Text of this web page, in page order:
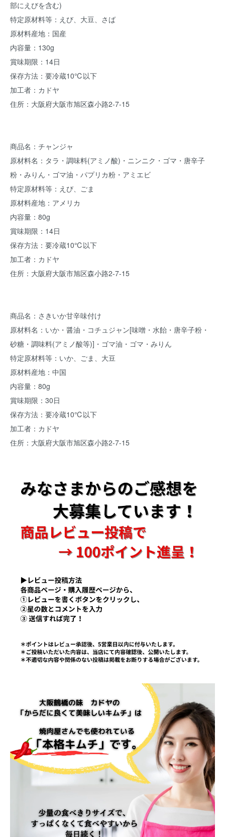
部にえびを含む)
特定原材料等：えび、大豆、さば
原材料産地：国産
内容量：130g
賞味期限：14日
保存方法：要冷蔵10℃以下
加工者：カドヤ
住所：大阪府大阪市旭区森小路2-7-15
商品名：チャンジャ
原材料名：タラ・調味料(アミノ酸)・ニンニク・ゴマ・唐辛子
粉・みりん・ゴマ油・パプリカ粉・アミエビ
特定原材料等：えび、ごま
原材料産地：アメリカ
内容量：80g
賞味期限：14日
保存方法：要冷蔵10℃以下
加工者：カドヤ
住所：大阪府大阪市旭区森小路2-7-15
商品名：さきいか甘辛味付け
原材料名：いか・醤油・コチュジャン[味噌・水飴・唐辛子粉・
砂糖・調味料(アミノ酸等)]・ゴマ油・ゴマ・みりん
特定原材料等：いか、ごま、大豆
原材料産地：中国
内容量：80g
賞味期限：30日
保存方法：要冷蔵10℃以下
加工者：カドヤ
住所：大阪府大阪市旭区森小路2-7-15